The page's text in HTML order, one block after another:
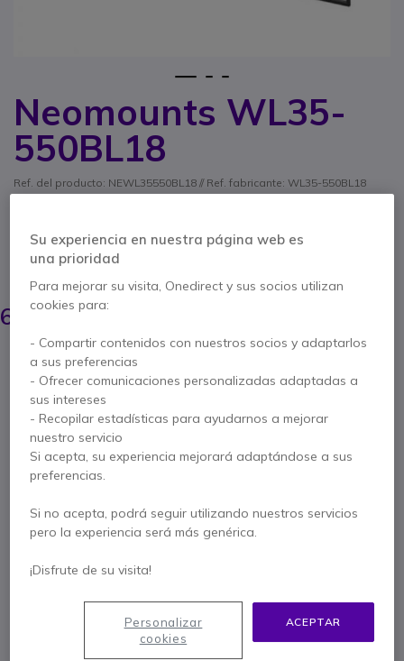
Neomounts WL35-
550BL18
Ref. del producto: NEWL35550BL18 // Ref. fabricante: WL35-550BL18
5 de 5 Reseñas
AHORRA 33,00 €
97,85 €
64,95 €
Cantidad
PRESUPUESTO EN 4 H
No está disponible
31 productos en stock plataforma
Paga en 3 pagos de
Saltar al comienzo de la galería de imágenes
Su experiencia en nuestra página web es
una prioridad
Para mejorar su visita, Onedirect y sus socios utilizan
cookies para:
- Compartir contenidos con nuestros socios y adaptarlos
a sus preferencias
- Ofrecer comunicaciones personalizadas adaptadas a
sus intereses
- Recopilar estadísticas para ayudarnos a mejorar
nuestro servicio
Si acepta, su experiencia mejorará adaptándose a sus
preferencias.
Si no acepta, podrá seguir utilizando nuestros servicios
pero la experiencia será más genérica.
¡Disfrute de su visita!
ACEPTAR
Personalizar
cookies